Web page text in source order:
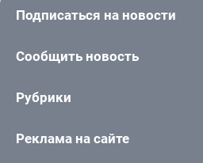
Подписаться на новости
Сообщить новость
Рубрики
Реклама на сайте